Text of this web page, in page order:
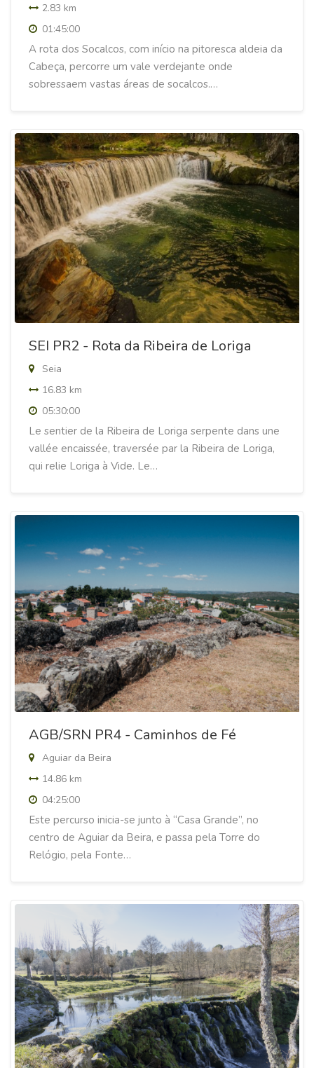
2.83 km
01:45:00
A rota dos Socalcos, com início na pitoresca aldeia da
Cabeça, percorre um vale verdejante onde
sobressaem vastas áreas de socalcos.…
SEI PR2 - Rota da Ribeira de Loriga
Seia
16.83 km
05:30:00
Le sentier de la Ribeira de Loriga serpente dans une
vallée encaissée, traversée par la Ribeira de Loriga,
qui relie Loriga à Vide. Le…
AGB/SRN PR4 - Caminhos de Fé
Aguiar da Beira
14.86 km
04:25:00
Este percurso inicia-se junto à “Casa Grande”, no
centro de Aguiar da Beira, e passa pela Torre do
Relógio, pela Fonte…